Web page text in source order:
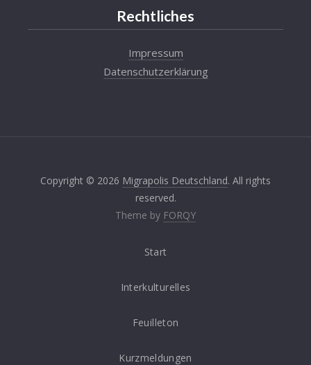
Rechtliches
Impressum
Datenschutzerklärung
Copyright © 2026 Migrapolis Deutschland. All rights
reserved.
Theme by FORQY
Start
Interkulturelles
Feuilleton
Kurzmeldungen